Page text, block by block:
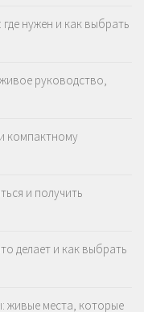
нужен и как выбрать
руководство,
компактному
и получить
делает и как выбрать
живые места, которые